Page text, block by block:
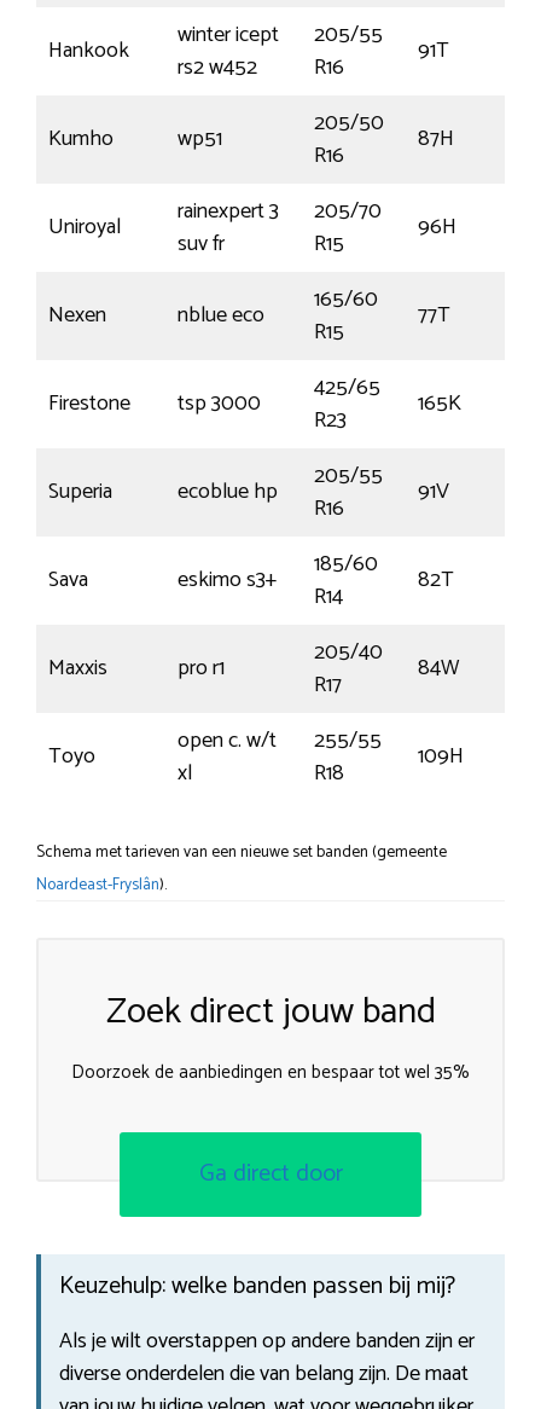
Hankook
winter icept
rs2 w452
205/55
R16
91T
Kumho wp51
205/50
R16
87H
Uniroyal
rainexpert 3
suv fr
205/70
R15
96H
Nexen nblue eco
165/60
R15
77T
Firestone tsp 3000
425/65
R23
165K
Superia ecoblue hp
205/55
R16
91V
Sava eskimo s3+
185/60
R14
82T
Maxxis pro r1
205/40
R17
84W
Toyo
open c. w/t
xl
255/55
R18
109H
Schema met tarieven van een nieuwe set banden (gemeente
Noardeast-Fryslân).
Zoek direct jouw band
Doorzoek de aanbiedingen en bespaar tot wel 35%
Ga direct door
Keuzehulp: welke banden passen bij mij?
Als je wilt overstappen op andere banden zijn er
diverse onderdelen die van belang zijn. De maat